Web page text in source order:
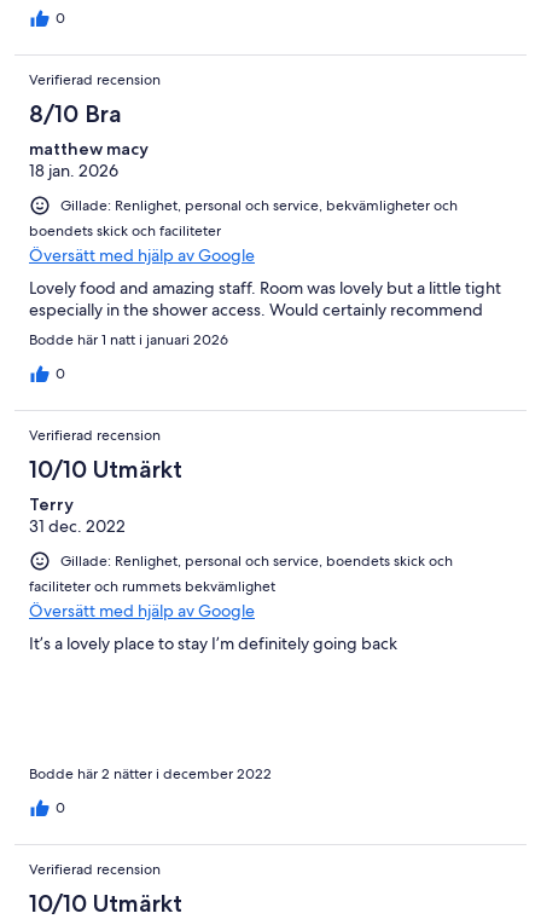
0
Verifierad recension
8/10 Bra
matthew macy
18 jan. 2026
Gillade: Renlighet, personal och service, bekvämligheter och
boendets skick och faciliteter
Översätt med hjälp av Google
Lovely food and amazing staff. Room was lovely but a little tight
especially in the shower access. Would certainly recommend
Bodde här 1 natt i januari 2026
0
Verifierad recension
10/10 Utmärkt
Terry
31 dec. 2022
Gillade: Renlighet, personal och service, boendets skick och
faciliteter och rummets bekvämlighet
Översätt med hjälp av Google
It’s a lovely place to stay I’m definitely going back
Bodde här 2 nätter i december 2022
0
Verifierad recension
10/10 Utmärkt